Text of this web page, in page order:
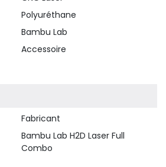
Polyuréthane
Bambu Lab
Accessoire
Fabricant
Bambu Lab H2D Laser Full
Combo